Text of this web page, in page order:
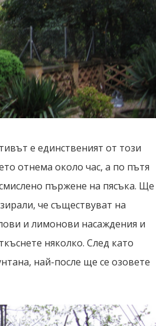
е единственият от този
отнема около час, а по пътя
пържене на пясъка. Ще
че съществуват на
и лимонови насаждения и
няколко. След като
най-после ще се озовете